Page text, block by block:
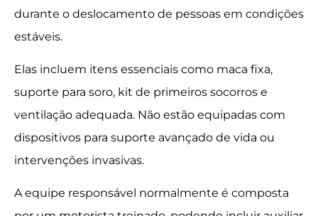
durante o deslocamento de pessoas em condições
estáveis.
Elas incluem itens essenciais como maca fixa,
suporte para soro, kit de primeiros socorros e
ventilação adequada. Não estão equipadas com
dispositivos para suporte avançado de vida ou
intervenções invasivas.
A equipe responsável normalmente é composta